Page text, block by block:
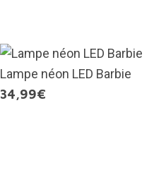
Lampe néon LED Barbie
34,99€